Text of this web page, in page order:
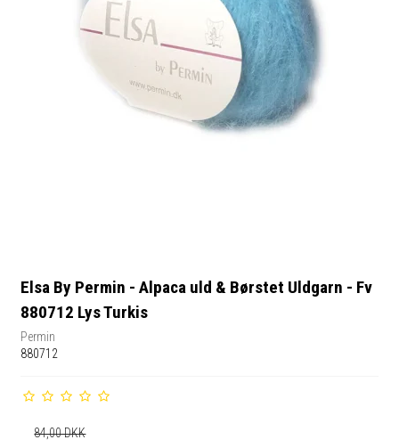
Elsa By Permin - Alpaca uld & Børstet Uldgarn - Fv
880712 Lys Turkis
Permin
880712
84,00 DKK